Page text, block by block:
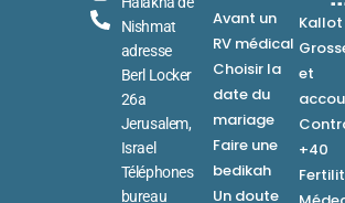
Nishmat
adresse
Berl Locker
26a
Jerusalem,
Israel
Téléphones
bureau
Avant un
RV médical
Choisir la
date du
mariage
Faire une
bedikah
Un doute
Kallot
et
+40